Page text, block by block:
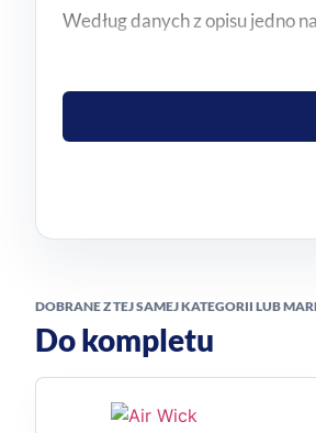
Według danych z opisu jedno
Wariant truskawkowy to
neutralizacja
pojemność 600 ml,
zastosowanie w domu,
DOBRANE Z TEJ SAMEJ KATEGORII LUB
Do kompletu